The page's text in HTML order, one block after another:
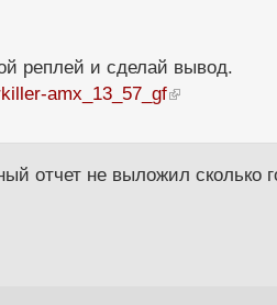
реплей и сделай вывод.
amx_13_57_gf
отчет не выложил сколько